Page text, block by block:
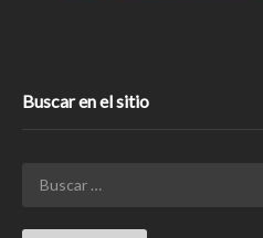
Buscar en el sitio